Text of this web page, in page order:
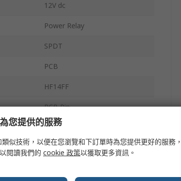
12V dc
Power Relay
SPDT
PCB
HF14FF
PCB Pin
10A
30V ac
您提供的服務
似技術，以便在您瀏覽和下訂單時為您提供更好的服務
閱讀我們的 cookie 政策以獲取更多資訊。